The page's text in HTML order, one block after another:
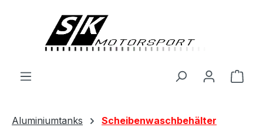
Aluminiumtanks Scheibenwaschbehälter